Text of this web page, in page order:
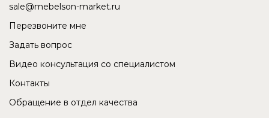
sale@mebelson-market.ru
Перезвоните мне
Задать вопрос
Видео консультация со специалистом
Контакты
Обращение в отдел качества